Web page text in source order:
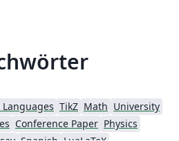
TikZ Math University
Conference Paper Physics